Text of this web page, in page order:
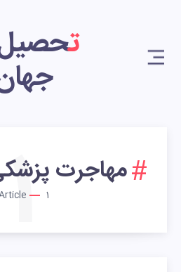
تحصیل در
مهاجرت
1
1